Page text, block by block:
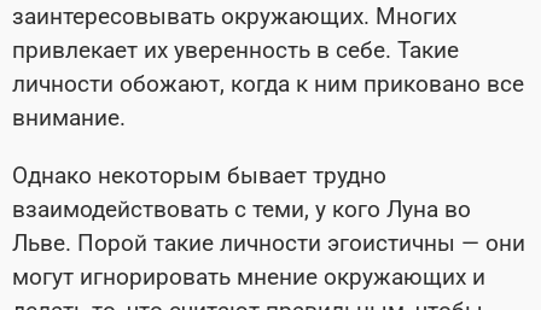
заинтересовывать окружающих. Многих
привлекает их уверенность в себе. Такие
личности обожают, когда к ним приковано все
внимание.
Однако некоторым бывает трудно
взаимодействовать с теми, у кого Луна во
Льве. Порой такие личности эгоистичны — они
могут игнорировать мнение окружающих и